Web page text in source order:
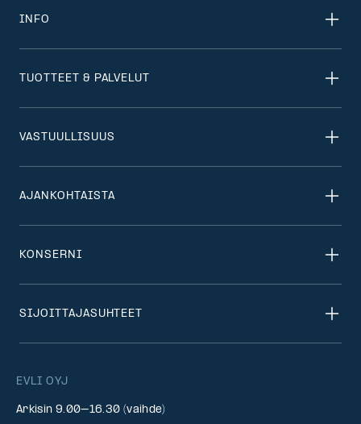
EVLI OYJ
Arkisin 9.00–16.30 (vaihde)
INFO
TUOTTEET & PALVELUT
VASTUULLISUUS
AJANKOHTAISTA
KONSERNI
SIJOITTAJASUHTEET